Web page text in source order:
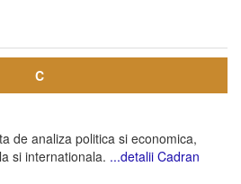
C
de analiza politica si economica,
si internationala. ...detalii Cadran